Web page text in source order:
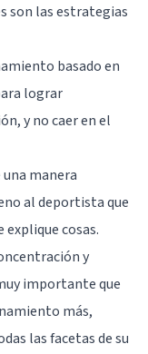
son las estrategias
basado en
lograr
y no caer en el
manera
al deportista que
explique cosas.
y
importante que
más,
las facetas de su